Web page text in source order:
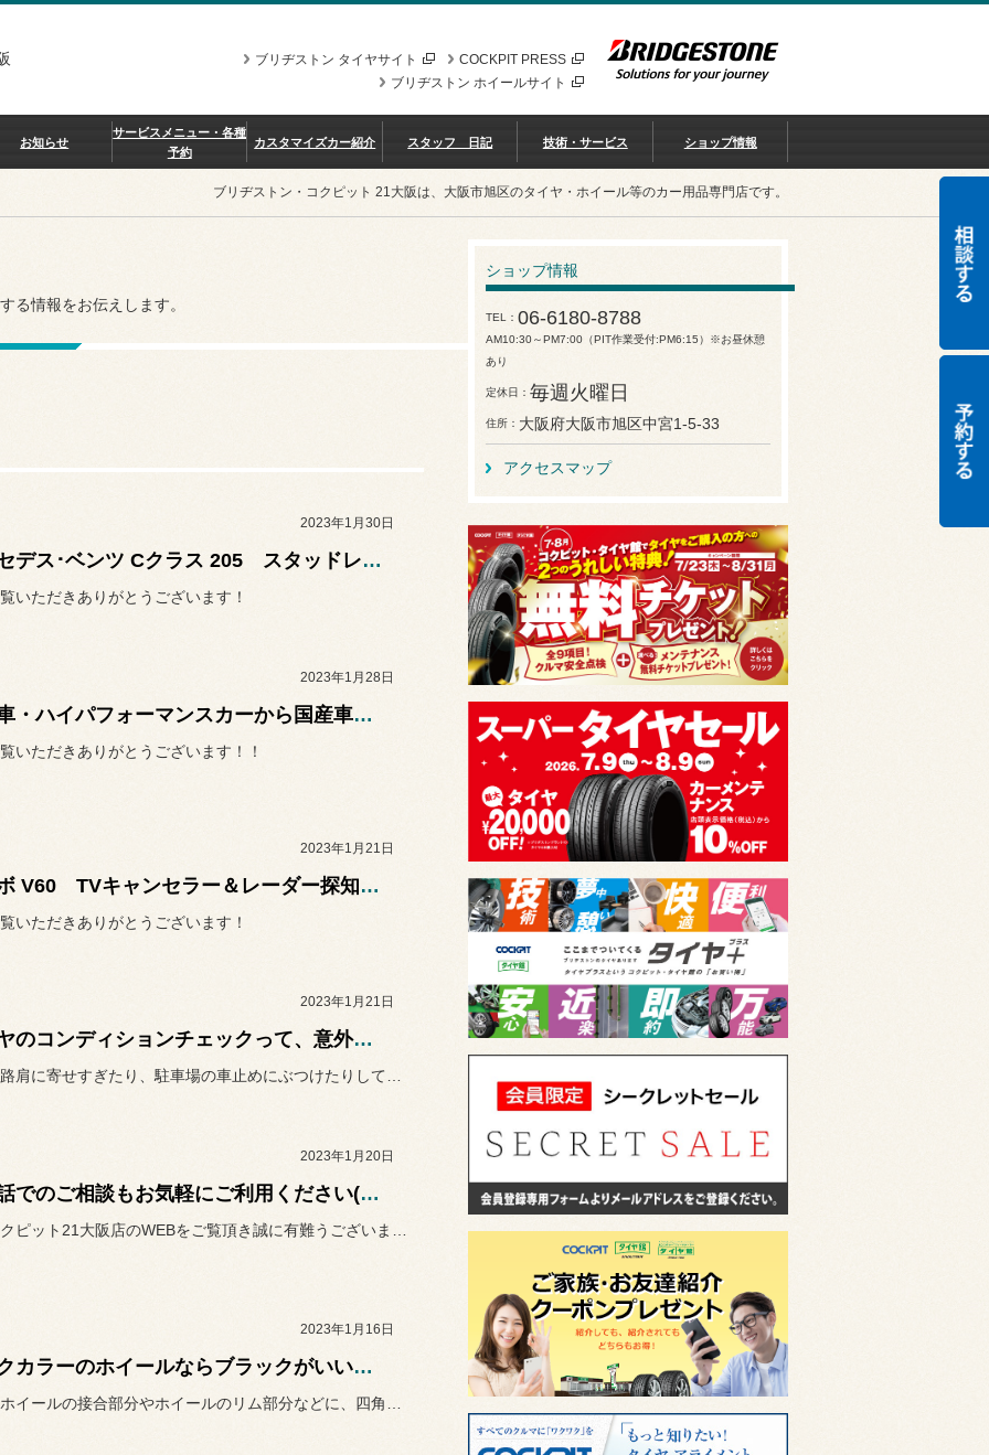
COCKPIT PRESS
ブリヂストン タイヤサイト
ブリヂストン ホイールサイト
お知らせ
サービスメニュー・各種
予約
カスタマイズカー紹介 スタッフ 日記 技術・サービス ショップ情報
ブリヂストン・コクピット 21大阪は、大阪市旭区のタイヤ・ホイール等のカー用品専門店です。
る情報をお伝えします。
2023年1月30日
メルセデス･ベンツ Cクラス 205 スタッドレスタイヤお取り付け
いただきありがとうございます！
2023年1月28日
輸入車・ハイパフォーマンスカーから国産車・軽トラックまでタイヤ交換の事ならコクピット21大阪までお任せください！
いただきありがとうございます！！
2023年1月21日
ボルボ V60 TVキャンセラー＆レーダー探知機＆ドライブレコーダー お取り付け！
いただきありがとうございます！
2023年1月21日
タイヤのコンディションチェックって、意外に忘れがち。ならばそんなタイヤの点検は、当店におまかせください。当店ではクルマの安全走行に欠かせないタイヤのチェックを「タイヤセーフティー点検」として、空気圧、偏摩耗、外傷、残溝の4項目にわたり無料で実施しています。ここではその点検内容をご紹介しましょう。
クルマを路肩に寄せすぎたり、駐車場の車止めにぶつけたりして、お気に...
2023年1月20日
お電話でのご相談もお気軽にご利用ください(^^♪
いつもコクピット21大阪店のWEBをご覧頂き誠に有難うございます(...
2023年1月16日
ダークカラーのホイールならブラックがいいかも。バランスウェイトは快適な走行に欠かせません!!
タイヤとホイールの接合部分やホイールのリム部分などに、四角いおもり...
ショップ情報
TEL 06-6180-8788
AM10:30～PM7:00（PIT作業受付:PM6:15）※お昼休憩
あり
定休日 毎週火曜日
住所 大阪府大阪市旭区中宮1-5-33
アクセスマップ